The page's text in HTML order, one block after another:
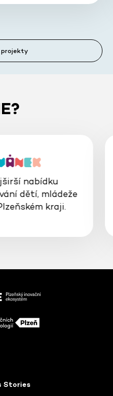
projekty
nabídku
dětí, mládeže
kraji.
Stories